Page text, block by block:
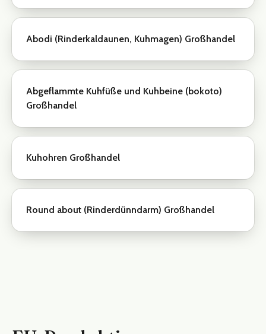
Abodi (Rinderkaldaunen, Kuhmagen) Großhandel
Abgeflammte Kuhfüße und Kuhbeine (bokoto)
Großhandel
Kuhohren Großhandel
Round about (Rinderdünndarm) Großhandel